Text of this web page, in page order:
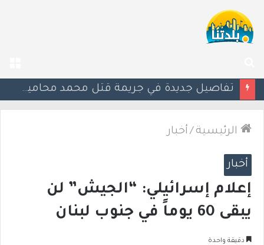
عن
“من كل صورة أموال”.. اتهامات للشرطة بعد تشديد آلية كاميرات السرعة
الرئيسية / أخبار
أخبار
إعلام إسرائيلي: “الجيش” لن
يبقى 60 يوماً في جنوب لبنان
دقيقة واحدة